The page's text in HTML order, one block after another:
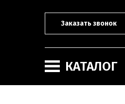
Заказать звонок
КАТАЛОГ